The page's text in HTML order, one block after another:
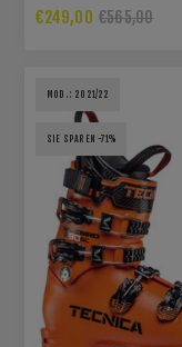
€249,00 €565,00
MOD.: 2021/22
SIE SPAREN -71%